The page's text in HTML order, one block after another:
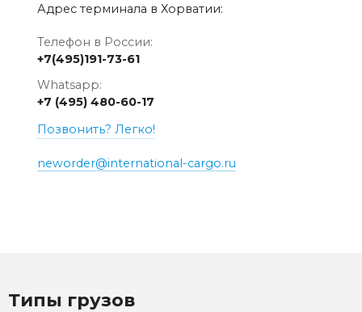
Адрес терминала в Хорватии:
Телефон в России:
+7(495)191-73-61
Whatsapp:
+7 (495) 480-60-17
Позвонить? Легко!
neworder@international-cargo.ru
Типы грузов